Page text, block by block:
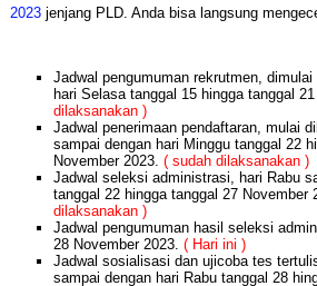
2023jenjang PLD. Anda bisa langsung
Jadwal pengumuman rekrutmen,
hari Selasa tanggal 15 hingga tanggal 21
dilaksanakan )
Jadwal penerimaan pendaftaran, mulai
sampai dengan hari Minggu tanggal 22
November 2023. ( sudah dilaksanakan )
Jadwal seleksi administrasi, hari Rabu
tanggal 22 hingga tanggal 27 November
dilaksanakan )
Jadwal pengumuman hasil seleksi
28 November 2023. ( Hari ini )
Jadwal sosialisasi dan ujicoba tes
sampai dengan hari Rabu tanggal 28